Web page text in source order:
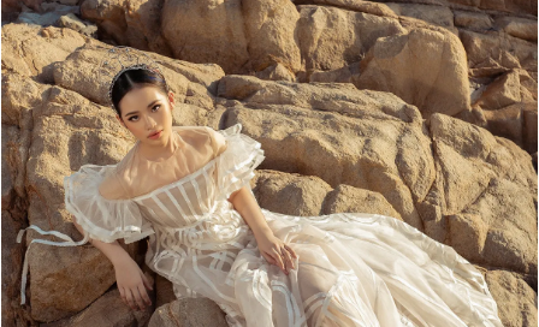
Đọc Thanh Niên trên điện thoại
Theo dõi báo trên